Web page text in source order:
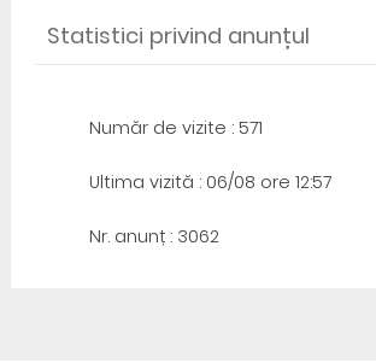
Statistici privind anunțul
Număr de vizite : 571
Ultima vizită : 06/08 ore 12:57
Nr. anunț : 3062